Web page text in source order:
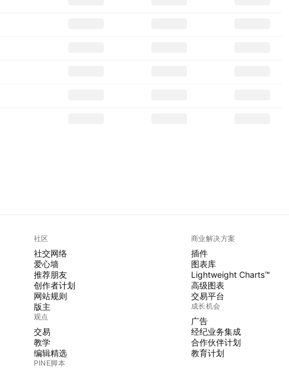
社区
社交网络
爱心墙
推荐朋友
创作者计划
网站规则
版主
观点
交易
教学
编辑精选
PINE脚本
商业解决方案
插件
图表库
Lightweight Charts™
高级图表
交易平台
成长机会
广告
经纪业务集成
合作伙伴计划
教育计划